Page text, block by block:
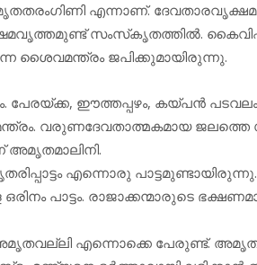
അമൃതതരംഗിണി എന്നാണ്.
സംസ്‌കൃതത്തില്‍.
ശൈവമന്ത്രം ജപിക്കുമായിരുന്നു.
ഈത്തപ്പഴം, കയ്പന്‍
വരുണദേവതാത്മകമായ ജലത്തെ
എന്നൊരു പാട്ടമുണ്ടായിരുന്നു.
ഒരിനം പാട്ടം. രാജാക്കന്മാരുടെ
അമൃതവല്ലി എന്നൊക്കെ പേരുണ്ട്.